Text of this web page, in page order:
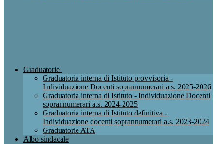
Graduatorie
Graduatoria interna di Istituto provvisoria -
Individuazione Docenti soprannumerari a.s. 2025-2026
Graduatoria interna di Istituto - Individuazione Docenti
soprannumerari a.s. 2024-2025
Graduatoria interna di Istituto definitiva -
Individuazione docenti soprannumerari a.s. 2023-2024
Graduatorie ATA
Albo sindacale